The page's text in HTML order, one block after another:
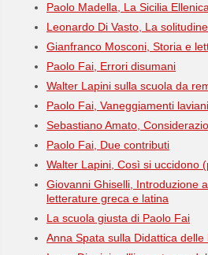
Paolo Madella, La Sicilia
Leonardo Di Vasto, La
Gianfranco Mosconi, Storia e
Paolo Fai, Errori disumani
Walter Lapini sulla scuola da
Paolo Fai, Vaneggiamenti laviani
Sebastiano Amato,
Paolo Fai, Due contributi
Walter Lapini, Così si uccidono
Giovanni Ghiselli, Introduzione
letterature greca e latina
La scuola giusta di Paolo Fai
Anna Spata sulla Didattica